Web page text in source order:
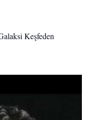
Keşfeden